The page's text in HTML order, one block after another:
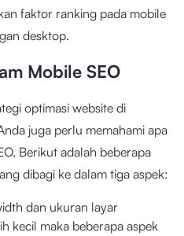
faktor ranking pada mobile
desktop.
Mobile SEO
optimasi website di
juga perlu memahami apa
Berikut adalah beberapa
dibagi ke dalam tiga aspek:
dan ukuran layar
kecil maka beberapa aspek